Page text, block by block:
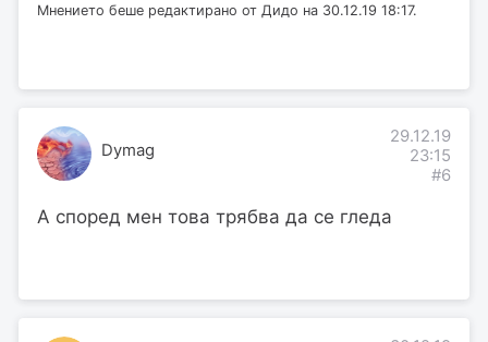
Мнението беше редактирано от Дидо на 30.12.19 18:17.
Dymag
29.12.19
23:15
#6
А според мен това трябва да се гледа